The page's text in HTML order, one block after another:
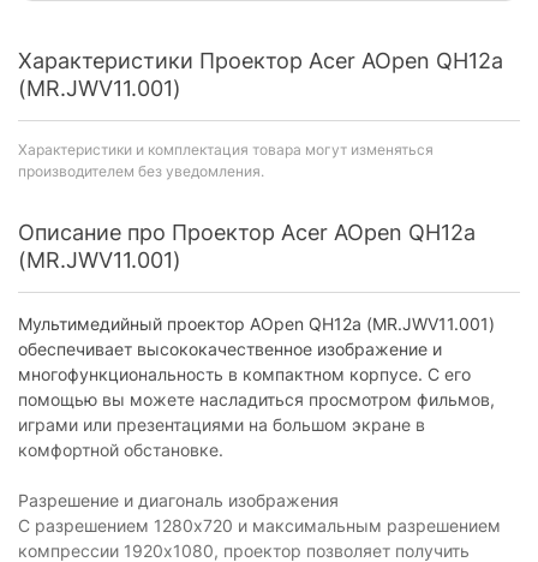
Характеристики Проектор Acer AOpen QH12a
(MR.JWV11.001)
Характеристики и комплектация товара могут изменяться
производителем без уведомления.
Описание про Проектор Acer AOpen QH12a
(MR.JWV11.001)
Мультимедийный проектор AOpen QH12a (MR.JWV11.001)
обеспечивает высококачественное изображение и
многофункциональность в компактном корпусе. С его
помощью вы можете насладиться просмотром фильмов,
играми или презентациями на большом экране в
комфортной обстановке.
Разрешение и диагональ изображения
С разрешением 1280х720 и максимальным разрешением
компрессии 1920x1080, проектор позволяет получить